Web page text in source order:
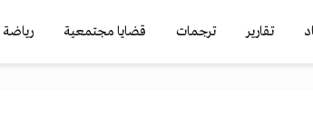
تقارير ترجمات قضايا مجتمعية رياضة